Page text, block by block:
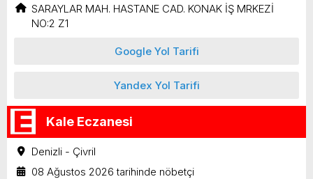
SARAYLAR MAH. HASTANE CAD. KONAK İŞ MRKEZİ
NO:2 Z1
Google Yol Tarifi
Yandex Yol Tarifi
Kale Eczanesi
Denizli - Çivril
08 Ağustos 2026 tarihinde nöbetçi